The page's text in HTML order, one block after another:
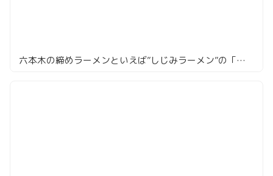
六本木の締めラーメンといえば”しじみラーメン”の「串とろ」